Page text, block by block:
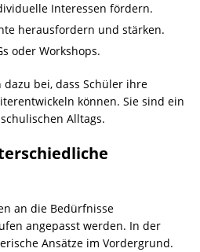
Interessen fördern.
herausfordern und stärken.
oder Workshops.
bei, dass Schüler ihre
können. Sie sind ein
Alltags.
an die Bedürfnisse
angepasst werden. In der
Ansätze im Vordergrund.